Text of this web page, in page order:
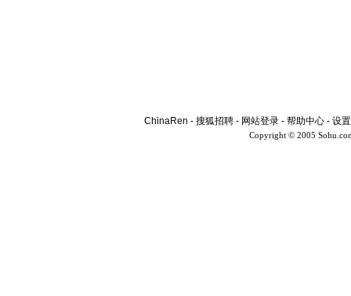
ChinaRen - 搜狐招聘 - 网站登录 - 帮助中心 - 设
Copyright © 2005